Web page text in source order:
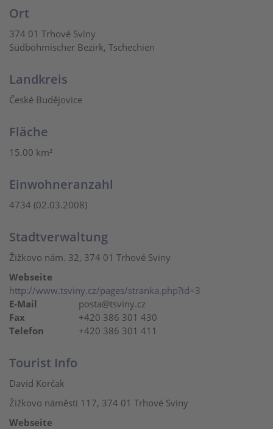
Ort
374 01 Trhové Sviny
Südböhmischer Bezirk, Tschechien
Landkreis
České Budějovice
Fläche
15.00 km²
Einwohneranzahl
4734 (02.03.2008)
Stadtverwaltung
Žižkovo nám. 32, 374 01 Trhové Sviny
Webseite
http://www.tsviny.cz/pages/stranka.php?id=3
E-Mail
posta@tsviny.cz
Fax
+420 386 301 430
Telefon
+420 386 301 411
Tourist Info
David Korčak
Žižkovo náměstí 117, 374 01 Trhové Sviny
Webseite